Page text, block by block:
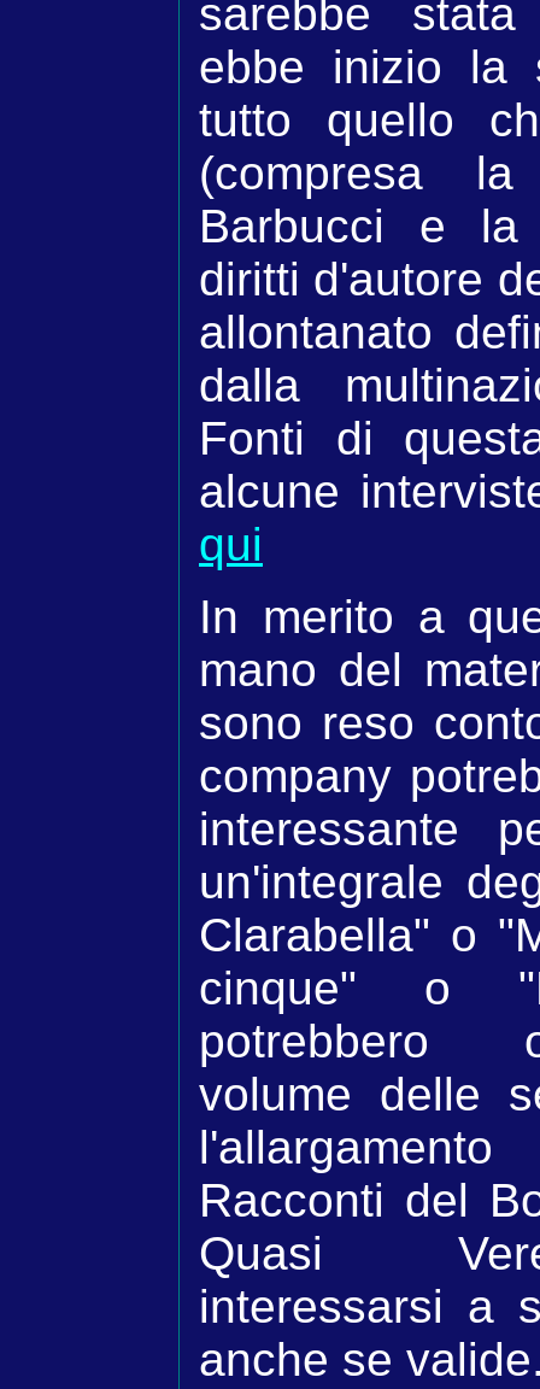
sarebbe
ebbe inizio la
tutto quello
(compresa
Barbucci e la
diritti d'autore
allontanato
dalla
Fonti di
alcune
qui
In merito a
mano del
sono reso
company
interessante
un'integrale
Clarabella" o
cinque" o
potrebbero
volume delle
Racconti del
Quasi
interessarsi a
anche se